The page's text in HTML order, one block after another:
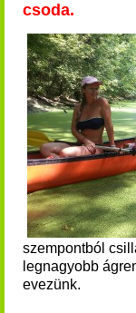
csoda.
szempontból
legnagyobb
evezünk.